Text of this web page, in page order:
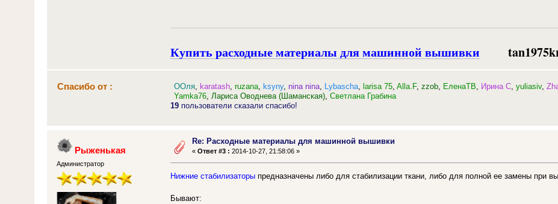
Купить расходные материалы для машинной вышивки
Спасибо от : ООля karatash ,ruzana ksyny, nina nina Lybascha larisa 75 ,Alla.F,zzob ЕленаТВ Ирина С ,yuliasiv,
Yamka76 Лариса Оводнева (Шаманская) ,Светлана Грабина
19пользователи сказали спасибо!
Рыженькая
Администратор
Re: Расходные материалы для машинной вышивки
«Ответ #3 : 2014-10-27, 21:58:06 »
Нижние стабилизаторы предназначены либо для стабилизации ткани, либо для полной ее замены при
Бывают: